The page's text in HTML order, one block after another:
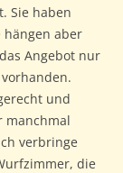
Sie haben
hängen aber
Angebot nur
und
manchmal
verbringe
die